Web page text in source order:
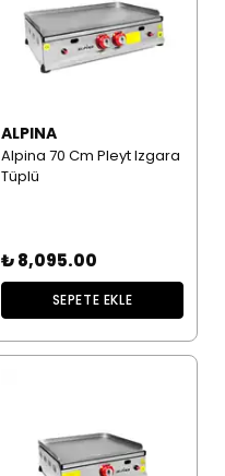
ALPINA
Alpina 70 Cm Pleyt Izgara
Tüplü
₺ 8,095.00
SEPETE EKLE